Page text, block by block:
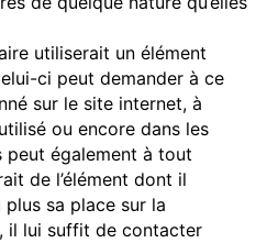
utiliserait un élément
ci peut demander à ce
sur le site internet, à
ou encore dans les
peut également à tout
de l’élément dont il
plus sa place sur la
il lui suffit de contacter